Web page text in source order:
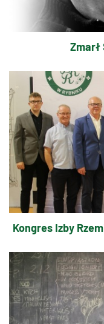
Zmarł
Kongres Izby